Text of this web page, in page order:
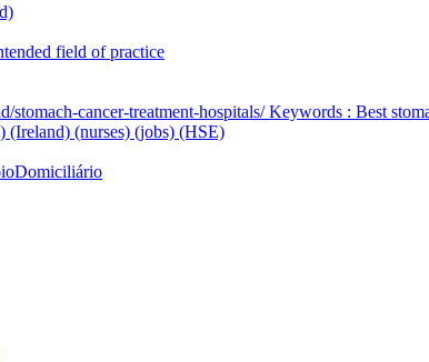
field of practice
stomach-cancer-treatment-hospitals/ Keywords : Best
(Ireland) (nurses) (jobs) (HSE)